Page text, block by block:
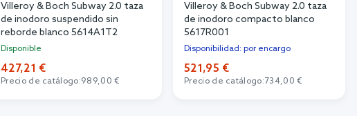
Villeroy & Boch Subway 2.0 taza
de inodoro suspendido sin
reborde blanco 5614A1T2
Disponible
427,21 €
Precio de catálogo:989,00 €
Villeroy & Boch Subway 2.0 taza
de inodoro compacto blanco
5617R001
Disponibilidad: por encargo
521,95 €
Precio de catálogo: 734,00 €